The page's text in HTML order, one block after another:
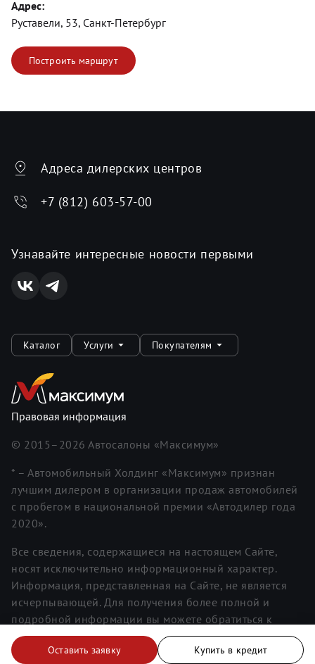
Оставить заявку Купить в кредит
Адрес:
Руставели, 53, Санкт-Петербург
Построить маршрут
Адреса дилерских центров
+7 (812) 603-57-00
Узнавайте интересные новости первыми
Каталог Услуги Покупателям
Правовая информация
© 2015– 2026 Автосалоны «Максимум»
* – Автомобильный Холдинг «Максимум» признан
лучшим дилером в организации продаж автомобилей
с пробегом в национальной премии «Автодилер года
2020».
Все сведения, содержащиеся на настоящем Сайте,
носят исключительно информационный характер.
Информация, представленная на Сайте, не является
исчерпывающей. Для получения более полной и
подробной информации вы можете обратиться к
менеджерам. Информация о ценах не является
публичной офертой.